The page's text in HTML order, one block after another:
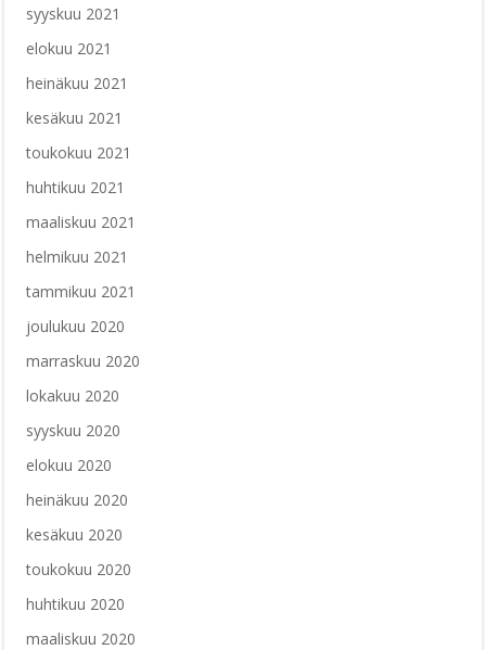
syyskuu 2021
elokuu 2021
heinäkuu 2021
kesäkuu 2021
toukokuu 2021
huhtikuu 2021
maaliskuu 2021
helmikuu 2021
tammikuu 2021
joulukuu 2020
marraskuu 2020
lokakuu 2020
syyskuu 2020
elokuu 2020
heinäkuu 2020
kesäkuu 2020
toukokuu 2020
huhtikuu 2020
maaliskuu 2020